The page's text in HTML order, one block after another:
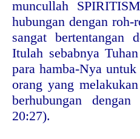
muncullah
hubungan dengan
sangat bertentangan
Itulah sebabnya
para hamba-Nya
orang yang
berhubungan
20:27).